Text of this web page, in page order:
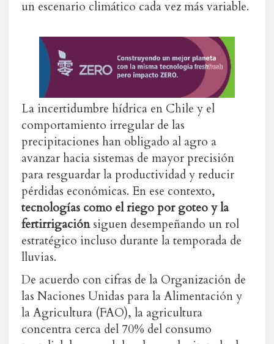
un escenario climático cada vez más variable.
La incertidumbre hídrica en Chile y el
comportamiento irregular de las
precipitaciones han obligado al agro a
avanzar hacia sistemas de mayor precisión
para resguardar la productividad y reducir
pérdidas económicas. En ese contexto,
tecnologías como el riego por goteo y la
fertirrigaciónsiguen desempeñando un rol
estratégico incluso durante la temporada de
lluvias.
De acuerdo con cifras de la Organización de
las Naciones Unidas para la Alimentación y
la Agricultura (FAO), la agricultura
concentra cerca del 70% del consumo